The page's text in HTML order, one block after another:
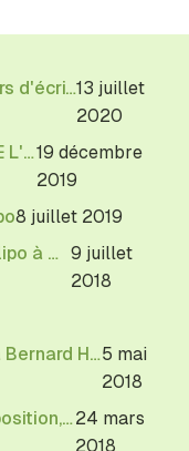
Récréations 2020 : ateliers d'écriture à Bourges13 juillet
2020
ANNULATION DU JEUDI DE L'OULIPO19 décembre
2019
8 juillet 2019
Récréations 2018 de l'Oulipo à Bourges 9 juillet
2018
CM et HLT à l'hommage à Bernard Hoepffner à Dieulefit5 mai
2018
Clémentine Mélois - l'exposition, ça continue24 mars
2018